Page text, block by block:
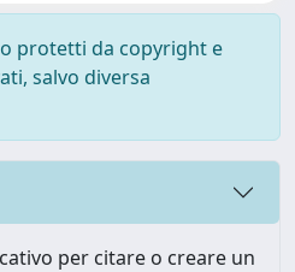
protetti da copyright e
salvo diversa
per citare o creare un